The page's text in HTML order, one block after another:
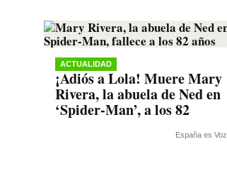
ACTUALIDAD
¡Adiós a Lola! Muere Mary
Rivera, la abuela de Ned en
‘Spider-Man’, a los 82
España es Voz